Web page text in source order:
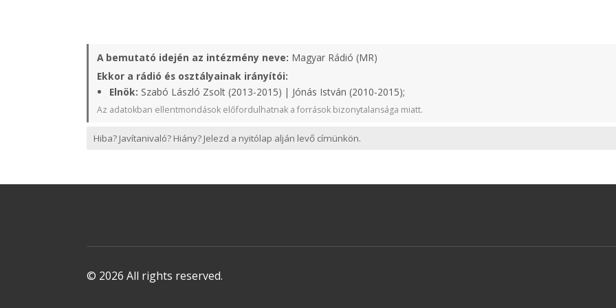
A bemutató idején az intézmény neve: Magyar Rádió (MR)
Ekkor a rádió és osztályainak irányítói:
Elnök: Szabó László Zsolt (2013-2015) | Jónás István (2010-2015);
Az adatokban ellentmondások előfordulhatnak a források bizonytalansága miatt.
Hiba? Javítanivaló? Hiány? Jelezd a nyitólap alján levő címünkön.
© 2026 All rights reserved.